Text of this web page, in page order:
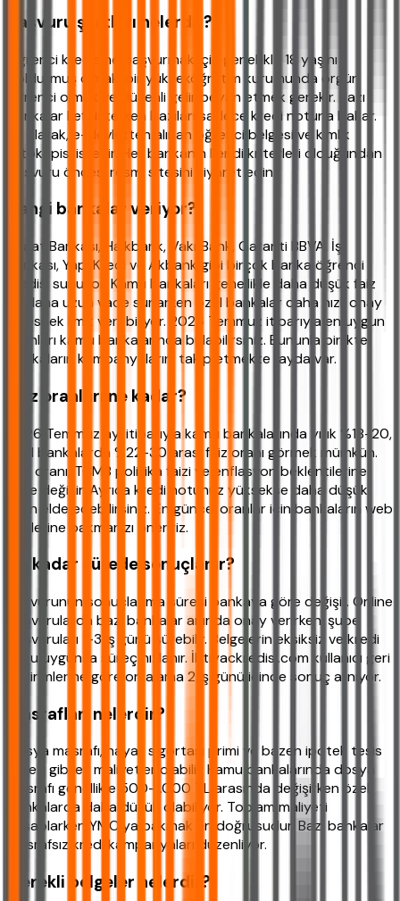
Başvuru şartları nelerdir?
Öğrenci kredisine başvurmak için genellikle 18 yaşını
doldurmuş olmak, bir yükseköğretim kurumunda örgün
öğrenci olmak ve düzenli gelir beyan etmek gerekir. Bazı
bankalar kefil isterken bazıları sadece kredi notuna bakar.
Ek olarak, e-devletten alınan öğrenci belgesi ve kimlik
fotokopisi istenir. Her bankanın kendi kriterleri olduğundan
başvuru öncesi resmi sitesini ziyaret edin.
Hangi bankalar veriyor?
Ziraat Bankası, Halkbank, VakıfBank, Garanti BBVA, İş
Bankası, Yapı Kredi ve Akbank gibi birçok banka öğrenci
kredisi sunuyor. Kamu bankaları genellikle daha düşük faiz
ve daha uzun vade sunarken özel bankalar daha hızlı onay
ve esnek limit verebiliyor. 2026 Temmuz itibarıyla en uygun
oranları kamu bankalarında bulabilirsiniz. Bununla birlikte
bankaların kampanyalarını takip etmekte fayda var.
Faiz oranları ne kadar?
2026 Temmuz ayı itibarıyla kamu bankalarında yıllık %18-20,
özel bankalarda %22-30 arası faiz oranı görmek mümkün.
Faiz oranı, TCMB politika faizi ve enflasyon beklentilerine
göre değişir. Ayrıca kredi notunuz yüksekse daha düşük
oran elde edebilirsiniz. En güncel oranlar için bankaların web
sitelerine bakmanızı öneririz.
Ne kadar sürede sonuçlanır?
Başvurunun sonuçlanma süresi bankaya göre değişir. Online
başvurularda bazı bankalar anında onay verirken, şube
başvuruları 1-3 iş günü sürebilir. Belgelerin eksiksiz ve kredi
notu uygunsa süreç hızlanır. İhtiyackredisi.com kullanıcı geri
bildirimlerine göre ortalama 2 iş günü içinde sonuç alınıyor.
Masrafları nelerdir?
Dosya masrafı, hayat sigortası primi ve bazen ipotek tesis
ücreti gibi ek maliyetler olabilir. Kamu bankalarında dosya
masrafı genellikle 500-1.000 TL arasında değişirken özel
bankalarda daha düşük olabiliyor. Toplam maliyeti
hesaplarken YMO'ya bakmak en doğrusudur. Bazı bankalar
masrafsız kredi kampanyaları düzenliyor.
Gerekli belgeler nelerdir?